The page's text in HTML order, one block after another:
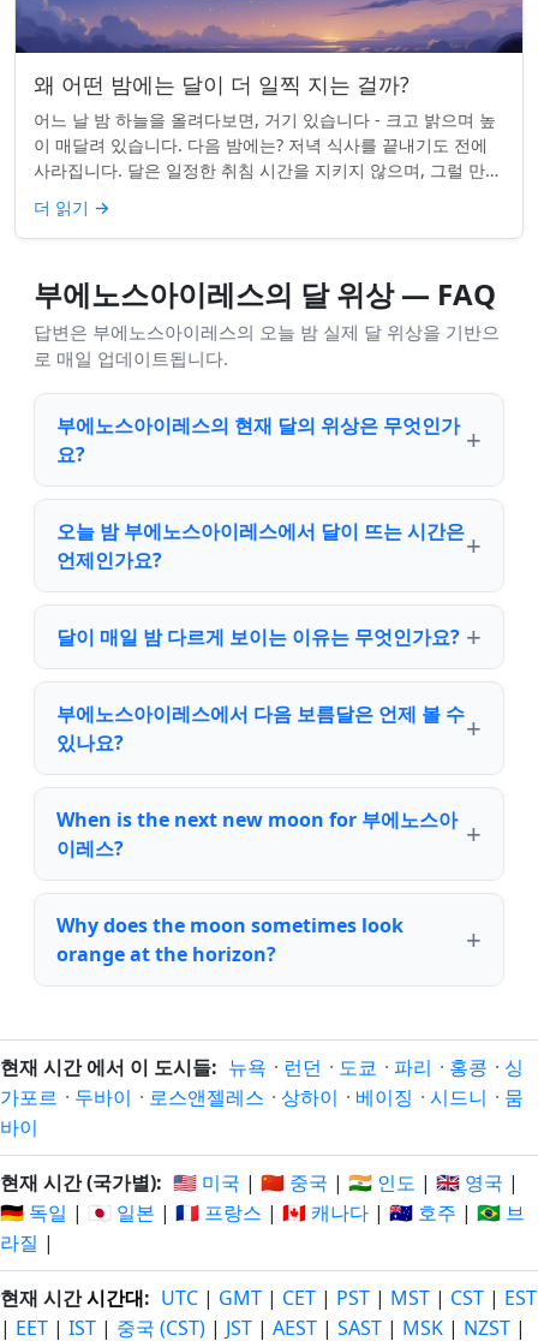
왜 어떤 밤에는 달이 더 일찍 지는 걸까?
어느 날 밤 하늘을 올려다보면, 거기 있습니다 - 크고 밝으며 높
이 매달려 있습니다. 다음 밤에는? 저녁 식사를 끝내기도 전에
사라집니다. 달은 일정한 취침 시간을 지키지 않으며, 그럴 만한
좋은 이유가 있습니다. ...
더 읽기 →
부에노스아이레스의 달 위상 — FAQ
답변은 부에노스아이레스의 오늘 밤 실제 달 위상을 기반으
로 매일 업데이트됩니다.
부에노스아이레스의 현재 달의 위상은 무엇인가
요?
오늘 밤 부에노스아이레스에서 달이 뜨는 시간은
언제인가요?
달이 매일 밤 다르게 보이는 이유는 무엇인가요?
부에노스아이레스에서 다음 보름달은 언제 볼 수
있나요?
When is the next new moon for 부에노스아
이레스?
Why does the moon sometimes look
orange at the horizon?
현재 시간 에서 이 도시들: 뉴욕 · 런던 · 도쿄 · 파리 · 홍콩 · 싱
가포르 · 두바이 · 로스앤젤레스 · 상하이 · 베이징 · 시드니 · 뭄
바이
현재 시간 (국가별): 🇺🇸 미국 | 🇨🇳 중국 | 🇮🇳 인도 | 🇬🇧 영국 |
🇩🇪 독일 | 🇯🇵 일본 | 🇫🇷 프랑스 | 🇨🇦 캐나다 | 🇦🇺 호주 | 🇧🇷 브
라질 |
현재 시간시간대: UTC | GMT | CET | PST | MST | CST | EST
| EET | IST | 중국 (CST) | JST | AEST | SAST | MSK | NZST |